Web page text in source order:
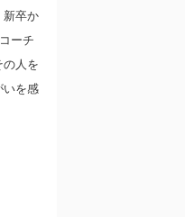
新卒か
ーチ
の人を
いを感